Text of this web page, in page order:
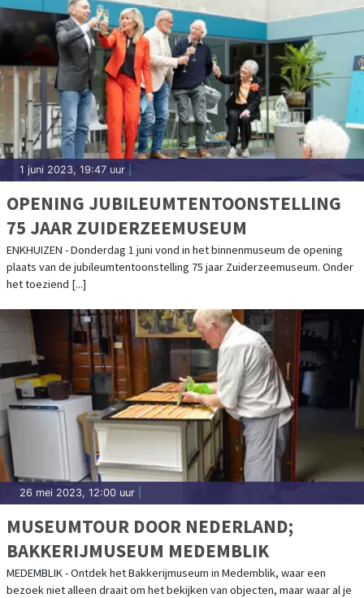
1 juni 2023, 19:47 uur
OPENING JUBILEUMTENTOONSTELLING
75 JAAR ZUIDERZEEMUSEUM
ENKHUIZEN - Donderdag 1 juni vond in het binnenmuseum de opening
plaats van de jubileumtentoonstelling 75 jaar Zuiderzeemuseum. Onder
het toeziend [...]
26 mei 2023, 12:00 uur
MUSEUMTOUR DOOR NEDERLAND;
BAKKERIJMUSEUM MEDEMBLIK
MEDEMBLIK - Ontdek het Bakkerijmuseum in Medemblik, waar een
bezoek niet alleen draait om het bekijken van objecten, maar waar al je